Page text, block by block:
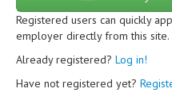
Registered users can quickly
employer directly from this site.
Already registered? Log in!
Have not registered yet?